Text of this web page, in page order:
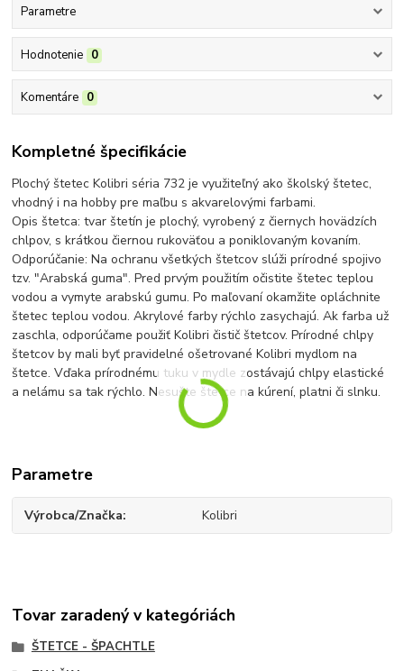
Parametre
Hodnotenie 0
Komentáre 0
Kompletné špecifikácie
Plochý štetec Kolibri séria 732 je využiteľný ako školský štetec,
vhodný i na hobby pre maľbu s akvarelovými farbami.
Opis štetca: tvar štetín je plochý, vyrobený z čiernych hovädzích
chlpov, s krátkou čiernou rukoväťou a poniklovaným kovaním.
Odporúčanie: Na ochranu všetkých štetcov slúži prírodné spojivo
tzv. "Arabská guma". Pred prvým použitím očistite štetec teplou
vodou a vymyte arabskú gumu. Po maľovaní okamžite opláchnite
štetec teplou vodou. Akrylové farby rýchlo zasychajú. Ak farba už
zaschla, odporúčame použiť Kolibri čistič štetcov. Prírodné chlpy
štetcov by mali byť pravidelné ošetrované Kolibri mydlom na
štetce. Vďaka prírodnému tuku v mydle zostávajú chlpy elastické
a nelámu sa tak rýchlo. Nesušte štetce na kúrení, platni či slnku.
Parametre
Výrobca/Značka Kolibri
Tovar zaradený v kategóriách
ŠTETCE - ŠPACHTLE